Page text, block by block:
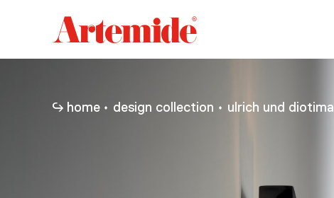
Artemide
home
home design collection ulrich und diotima